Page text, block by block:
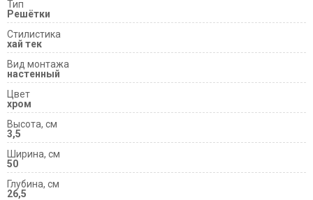
Тип
Решётки
Cтилистика
хай тек
Вид монтажа
настенный
Цвет
хром
Высота, см
3,5
Ширина, см
50
Глубина, см
26,5